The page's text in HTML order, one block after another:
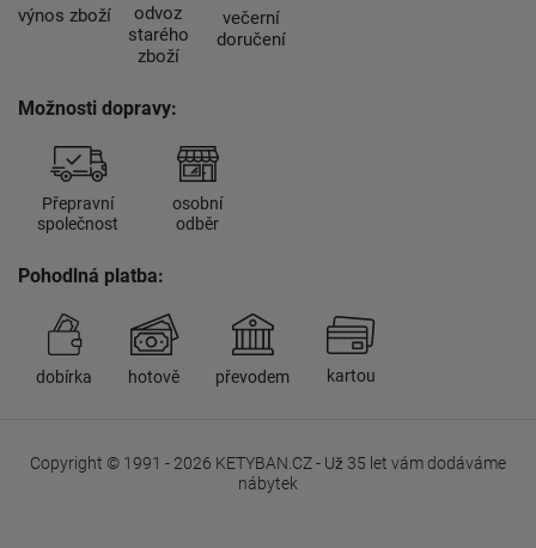
výnos zboží
odvoz
starého
zboží
večerní
doručení
Možnosti dopravy:
Přepravní
společnost
osobní
odběr
Pohodlná platba:
dobírka hotově převodem kartou
Copyright © 1991 - 2026 KETYBAN.CZ - Už 35 let vám dodáváme
nábytek